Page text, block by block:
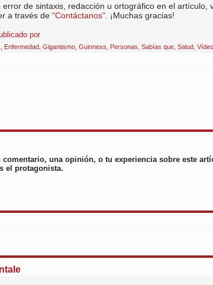
error de sintaxis, redacción u ortográfico en el artículo,
a través de "Contáctanos" . ¡Muchas gracias!
por
Enfermedad Gigantismo Guinness Personas Sabías que Salud Vídeo
comentario, una opinión, o tu experiencia sobre este
el protagonista.